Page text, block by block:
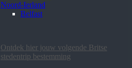
Noord-Ierland
Belfast
Ontdek hier jouw volgende Britse
stedentrip bestemming